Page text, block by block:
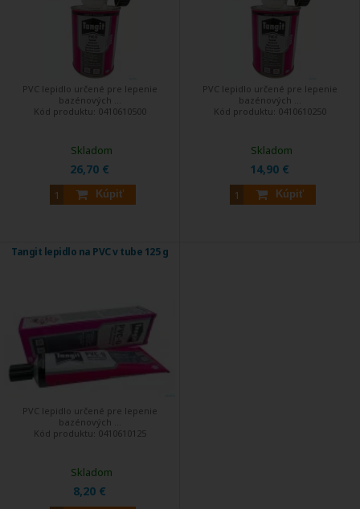
PVC lepidlo určené pre lepenie
bazénových ...
Kód produktu: 0410610500
26,70 €
Kúpiť
Skladom
PVC lepidlo určené pre lepenie
bazénových ...
Kód produktu: 0410610250
14,90 €
Kúpiť
Skladom
Tangit lepidlo na PVC v tube 125 g
PVC lepidlo určené pre lepenie
bazénových ...
Kód produktu: 0410610125
8,20 €
Skladom